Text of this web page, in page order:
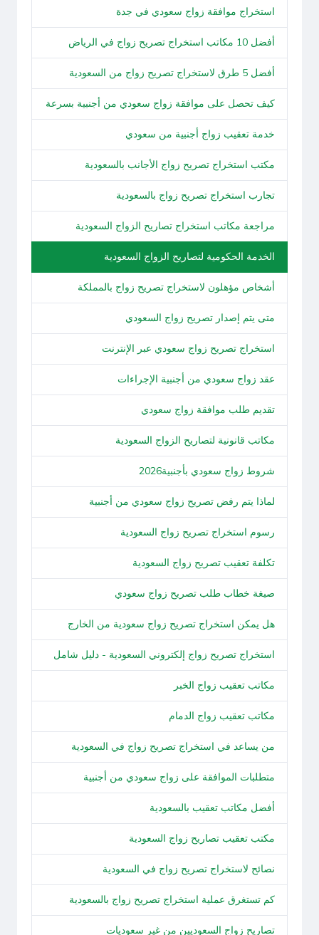
استخراج موافقة زواج سعودي في جدة
أفضل 10 مكاتب استخراج تصريح زواج في الرياض
أفضل 5 طرق لاستخراج تصريح زواج من السعودية
كيف تحصل على موافقة زواج سعودي من أجنبية بسرعة
خدمة تعقيب زواج أجنبية من سعودي
مكتب استخراج تصريح زواج الأجانب بالسعودية
تجارب استخراج تصريح زواج بالسعودية
مراجعة مكاتب استخراج تصاريح الزواج السعودية
الخدمة الحكومية لتصاريح الزواج السعودية
أشخاص مؤهلون لاستخراج تصريح زواج بالمملكة
متى يتم إصدار تصريح زواج السعودي
استخراج تصريح زواج سعودي عبر الإنترنت
عقد زواج سعودي من أجنبية الإجراءات
تقديم طلب موافقة زواج سعودي
مكاتب قانونية لتصاريح الزواج السعودية
شروط زواج سعودي بأجنبية2026
لماذا يتم رفض تصريح زواج سعودي من أجنبية
رسوم استخراج تصريح زواج السعودية
تكلفة تعقيب تصريح زواج السعودية
صيغة خطاب طلب تصريح زواج سعودي
هل يمكن استخراج تصريح زواج سعودية من الخارج
استخراج تصريح زواج إلكتروني السعودية - دليل شامل
مكاتب تعقيب زواج الخبر
مكاتب تعقيب زواج الدمام
من يساعد في استخراج تصريح زواج في السعودية
متطلبات الموافقة على زواج سعودي من أجنبية
أفضل مكاتب تعقيب بالسعودية
مكتب تعقيب تصاريح زواج السعودية
نصائح لاستخراج تصريح زواج في السعودية
كم تستغرق عملية استخراج تصريح زواج بالسعودية
تصاريح زواج السعوديين من غير سعوديات